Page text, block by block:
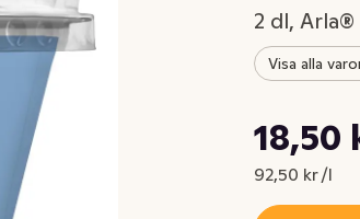
2 dl, Arla®
Visa alla
Nuvarande
18,50
92,50 kr /l
Styckpris: